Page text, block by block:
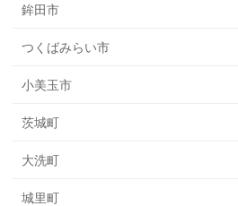
鉾田市
つくばみらい市
小美玉市
茨城町
大洗町
城里町